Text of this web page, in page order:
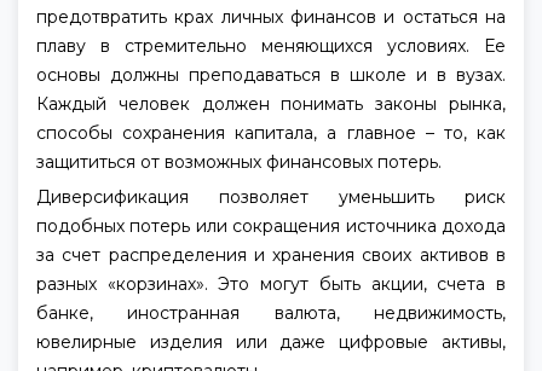
предотвратить крах личных финансов и остаться на
плаву в стремительно меняющихся условиях. Ее
основы должны преподаваться в школе и в вузах.
Каждый человек должен понимать законы рынка,
способы сохранения капитала, а главное – то, как
защититься от возможных финансовых потерь.
Диверсификация позволяет уменьшить риск
подобных потерь или сокращения источника дохода
за счет распределения и хранения своих активов в
разных «корзинах». Это могут быть акции, счета в
банке, иностранная валюта, недвижимость,
ювелирные изделия или даже цифровые активы,